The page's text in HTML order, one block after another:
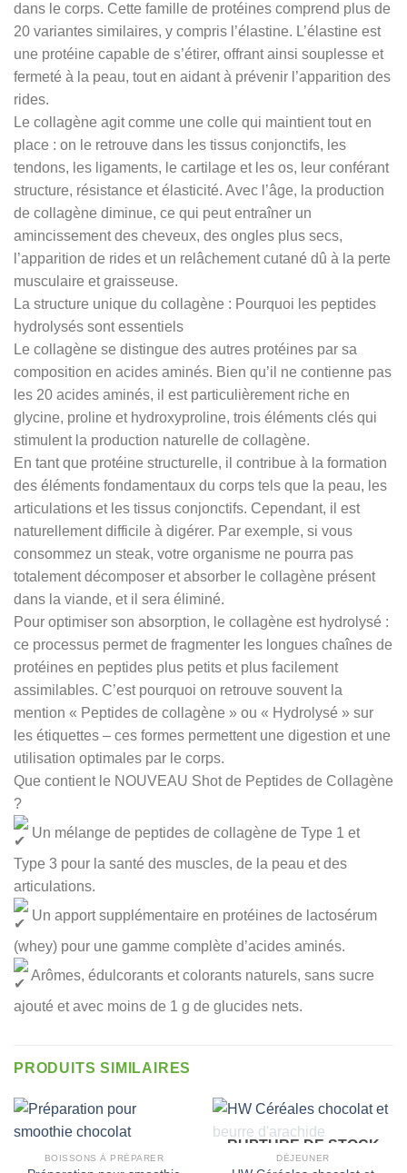
dans le corps. Cette famille de protéines comprend plus de
20 variantes similaires, y compris l’élastine. L’élastine est
une protéine capable de s’étirer, offrant ainsi souplesse et
fermeté à la peau, tout en aidant à prévenir l’apparition des
rides.
Le collagène agit comme une colle qui maintient tout en
place : on le retrouve dans les tissus conjonctifs, les
tendons, les ligaments, le cartilage et les os, leur conférant
structure, résistance et élasticité. Avec l’âge, la production
de collagène diminue, ce qui peut entraîner un
amincissement des cheveux, des ongles plus secs,
l’apparition de rides et un relâchement cutané dû à la perte
musculaire et graisseuse.
La structure unique du collagène : Pourquoi les peptides
hydrolysés sont essentiels
Le collagène se distingue des autres protéines par sa
composition en acides aminés. Bien qu’il ne contienne pas
les 20 acides aminés, il est particulièrement riche en
glycine, proline et hydroxyproline, trois éléments clés qui
stimulent la production naturelle de collagène.
En tant que protéine structurelle, il contribue à la formation
des éléments fondamentaux du corps tels que la peau, les
articulations et les tissus conjonctifs. Cependant, il est
naturellement difficile à digérer. Par exemple, si vous
consommez un steak, votre organisme ne pourra pas
totalement décomposer et absorber le collagène présent
dans la viande, et il sera éliminé.
Pour optimiser son absorption, le collagène est hydrolysé :
ce processus permet de fragmenter les longues chaînes de
protéines en peptides plus petits et plus facilement
assimilables. C’est pourquoi on retrouve souvent la
mention « Peptides de collagène » ou « Hydrolysé » sur
les étiquettes – ces formes permettent une digestion et une
utilisation optimales par le corps.
Que contient le NOUVEAU Shot de Peptides de Collagène
?
Un mélange de peptides de collagène de Type 1 et
Type 3 pour la santé des muscles, de la peau et des
articulations.
Un apport supplémentaire en protéines de lactosérum
(whey) pour une gamme complète d’acides aminés.
Arômes, édulcorants et colorants naturels, sans sucre
ajouté et avec moins de 1 g de glucides nets.
PRODUITS SIMILAIRES
BOISSONS À PRÉPARER
RUPTURE DE STOCK
DÉJEUNER